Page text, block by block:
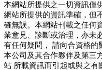
本網站所提供之一切資訊僅
網站所提供的資訊準確，但
確無誤。本網站刊載之任何
業意見、診斷或治理，亦未
有任何疑問， 請向合資格的
本公司及其合作夥伴及第三
站 所載資訊而引起或與之